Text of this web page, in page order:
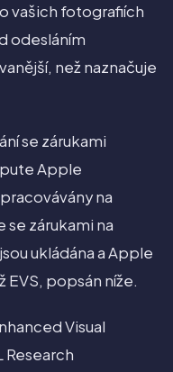
vašich fotografiích
odesláním
než naznačuje
se zárukami
Apple
na
zárukami na
ukládána a Apple
EVS, popsán níže.
Visual